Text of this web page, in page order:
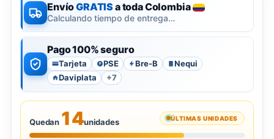
EnvíoGRATISa toda Colombia
Calculando tiempo de entrega…
Pago 100% seguro
Tarjeta P PSE Bre-B
Nequi
Daviplata
+7
Quedan 14unidades ÚLTIMAS UNIDADES